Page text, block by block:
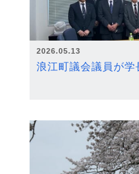
2026.05.13
浪江町議会議員が学